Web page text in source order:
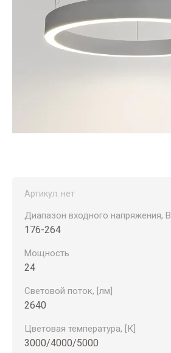
Артикул: нет
Диапазон входного напряжения, В
176-264
Мощность
24
Световой поток, [лм]
2640
Цветовая температура, [К]
3000/4000/5000